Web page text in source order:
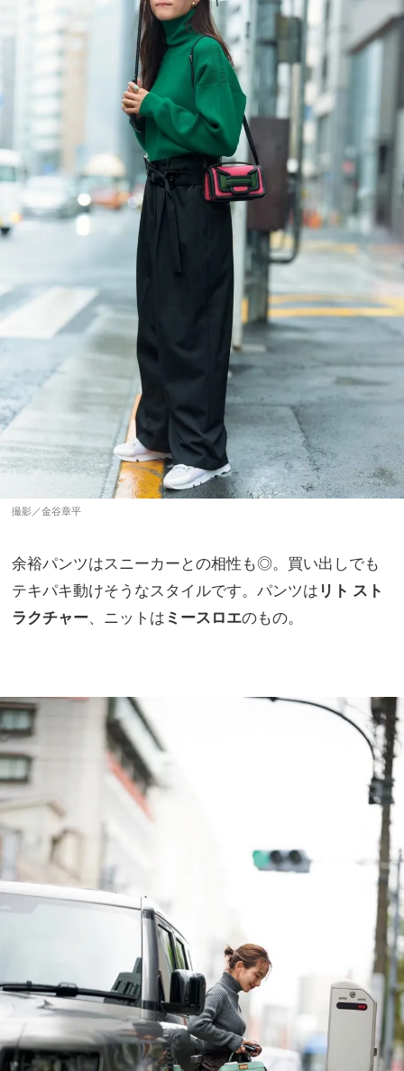
撮影／金谷章平
余裕パンツはスニーカーとの相性も◎。買い出しでも
テキパキ動けそうなスタイルです。パンツは リト スト
ラクチャー、ニットは ミースロエのもの。